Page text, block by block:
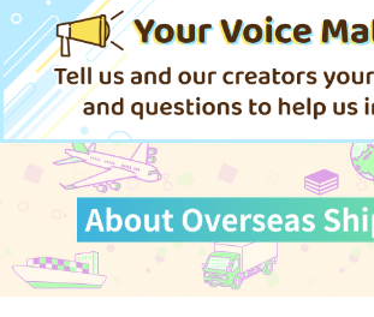
愛洋々！
みそ漬け
オールハッピーエン
ド！